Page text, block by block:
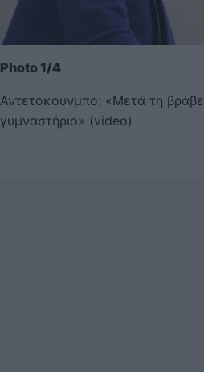
Photo 1/4
Αντετοκούνμπο: «Μετά τη
γυμναστήριο» (video)